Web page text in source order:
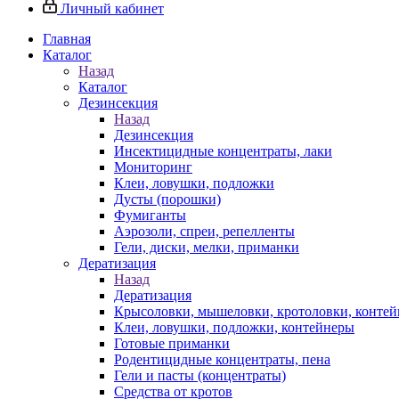
Личный кабинет
Главная
Каталог
Назад
Каталог
Дезинсекция
Назад
Дезинсекция
Инсектицидные концентраты, лаки
Мониторинг
Клеи, ловушки, подложки
Дусты (порошки)
Фумиганты
Аэрозоли, спреи, репелленты
Гели, диски, мелки, приманки
Дератизация
Назад
Дератизация
Крысоловки, мышеловки, кротоловки,
Клеи, ловушки, подложки, контейнеры
Готовые приманки
Родентицидные концентраты, пена
Гели и пасты (концентраты)
Средства от кротов